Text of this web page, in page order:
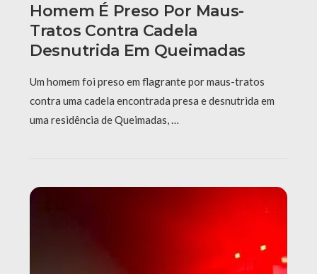
Homem É Preso Por Maus-
Tratos Contra Cadela
Desnutrida Em Queimadas
Um homem foi preso em flagrante por maus-tratos
contra uma cadela encontrada presa e desnutrida em
uma residência de Queimadas, …